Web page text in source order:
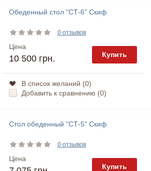
Обеденный стол "СТ-6" Скиф
0 отзывов
Цена
10 500 грн. Купить
В список желаний (0)
Добавить к сравнению (0)
Стол обеденный "СТ-5" Скиф
0 отзывов
Цена
Купить